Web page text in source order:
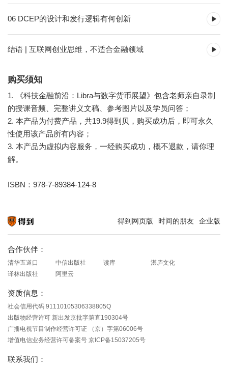
06 DCEP的设计和发行逻辑有何创新
结语 | 互联网创业思维，不适合金融领域
购买须知
1. 《科技金融前沿：Libra与数字货币展望》包含老师亲自录制
的授课音频、完整讲义文稿、参考图片以及学员问答；
2. 本产品为付费产品，共19.9得到贝，购买成功后，即可永久
性使用该产品所有内容；
3. 本产品为虚拟内容服务，一经购买成功，概不退款，请你理
解。
ISBN：978-7-89384-124-8
得到网页版 时间的朋友 企业版
合作伙伴：
清华五道口 中信出版社 读库
湛庐文化
译林出版社
阿里云
资质信息：
社会信用代码 91110105306338805Q
出版物经营许可 新出发京批字第直190304号
广播电视节目制作经营许可证 （京）字第06006号
增值电信业务经营许可备案号 京ICP备15037205号
联系我们：